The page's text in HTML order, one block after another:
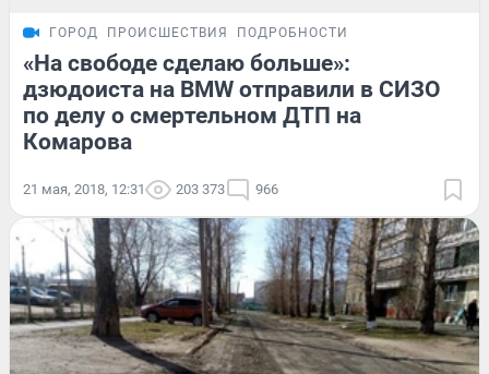
ГОРОД ПРОИСШЕСТВИЯ ПОДРОБНОСТИ
«На свободе сделаю больше»:
дзюдоиста на BMW отправили в СИЗО
по делу о смертельном ДТП на
Комарова
21 мая, 2018, 12:31 203 373 966